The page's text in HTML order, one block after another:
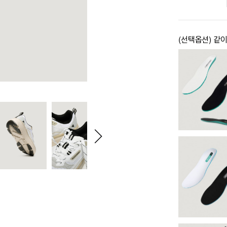
(선택옵션) 같